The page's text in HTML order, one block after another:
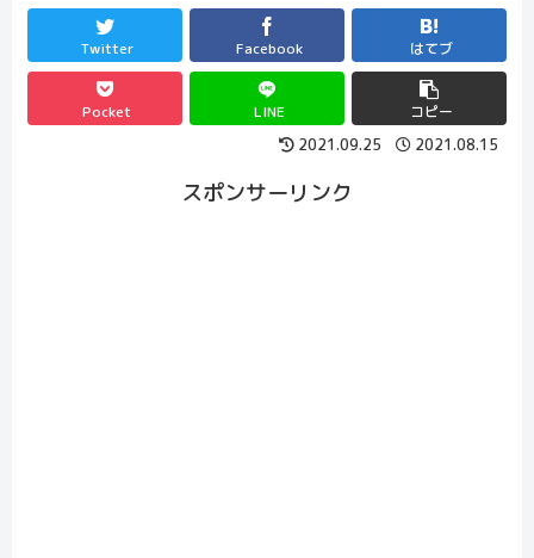
Twitter Facebook はてブ
Pocket LINE コピー
2021.09.25 2021.08.15
スポンサーリンク